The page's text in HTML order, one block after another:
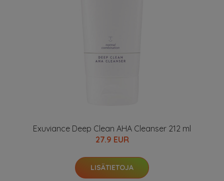
Exuviance Deep Clean AHA Cleanser 212 ml
27.9 EUR
LISÄTIETOJA